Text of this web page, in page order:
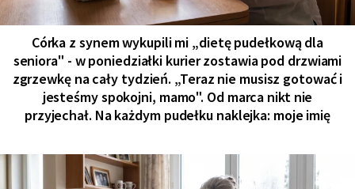
Córka z synem wykupili mi „dietę pudełkową dla
seniora" - w poniedziałki kurier zostawia pod drzwiami
zgrzewkę na cały tydzień. „Teraz nie musisz gotować i
jesteśmy spokojni, mamo". Od marca nikt nie
przyjechał. Na każdym pudełku naklejka: moje imię